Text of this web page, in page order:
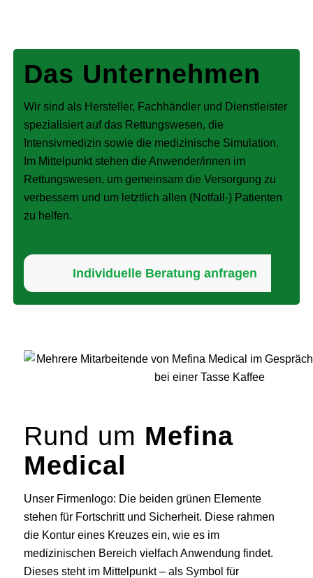
Das Unternehmen
Wir sind als Hersteller, Fachhändler und Dienstleister
spezialisiert auf das Rettungswesen, die
Intensivmedizin sowie die medizinische Simulation.
Im Mittelpunkt stehen die Anwender/innen im
Rettungswesen, um gemeinsam die Versorgung zu
verbessern und um letztlich allen (Notfall-) Patienten
zu helfen.
Individuelle Beratung anfragen
Rund um Mefina
Medical
Unser Firmenlogo: Die beiden grünen Elemente
stehen für Fortschritt und Sicherheit. Diese rahmen
die Kontur eines Kreuzes ein, wie es im
medizinischen Bereich vielfach Anwendung findet.
Dieses steht im Mittelpunkt – als Symbol für